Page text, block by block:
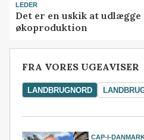
LEDER
Det er en uskik at
økoproduktion
FRA VORES UGEAVISER
LANDBRUGNORD
CAP-I-